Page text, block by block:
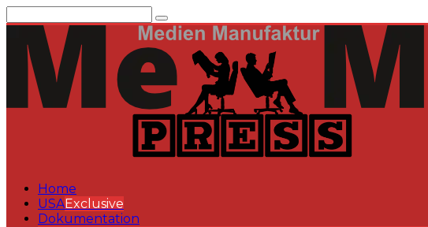
Inhalt
springen
Home
USAExclusive
Dokumentation